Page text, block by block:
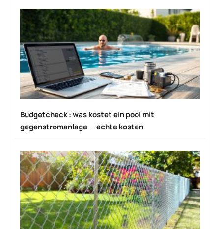
Budgetcheck : was kostet ein pool mit
gegenstromanlage — echte kosten